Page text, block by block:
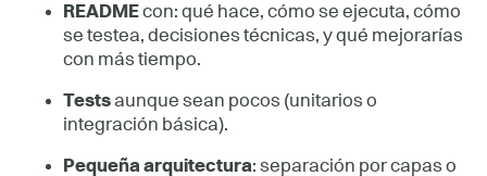
READMEcon: qué hace, cómo se ejecuta, cómo
se testea, decisiones técnicas, y qué mejorarías
con más tiempo.
Testsaunque sean pocos (unitarios o
integración básica).
Pequeña arquitectura: separación por capas o